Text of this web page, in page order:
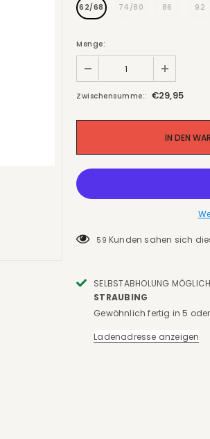
62/68 74/80 86 92
Menge:
Zwischensumme:: €29,95
59 Kunden sahen sich
SELBSTABHOLUNG
TRAUBING
Gewöhnlich fertig in 5
Ladenadresse anzeigen